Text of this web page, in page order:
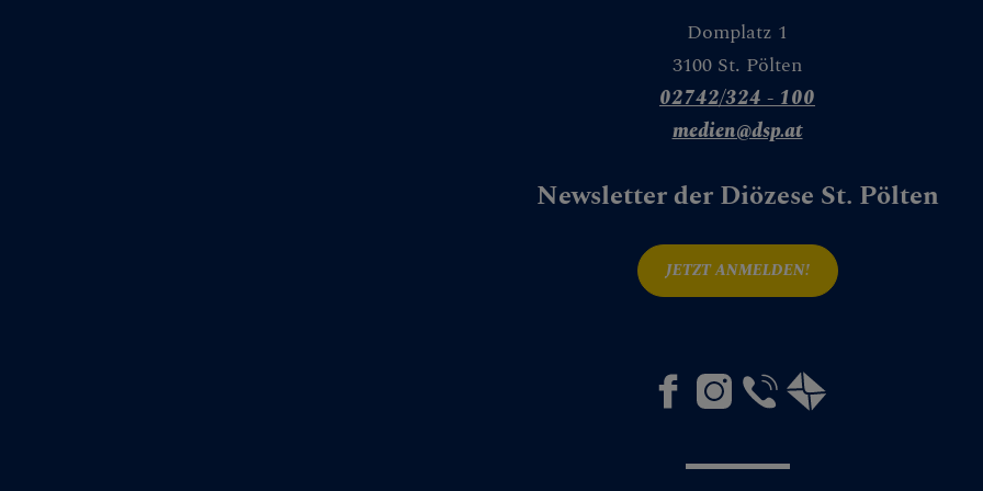
Domplatz 1
3100 St. Pölten
02742/324 - 100
medien@dsp.at
Newsletter der Diözese St. Pölten
JETZT ANMELDEN!